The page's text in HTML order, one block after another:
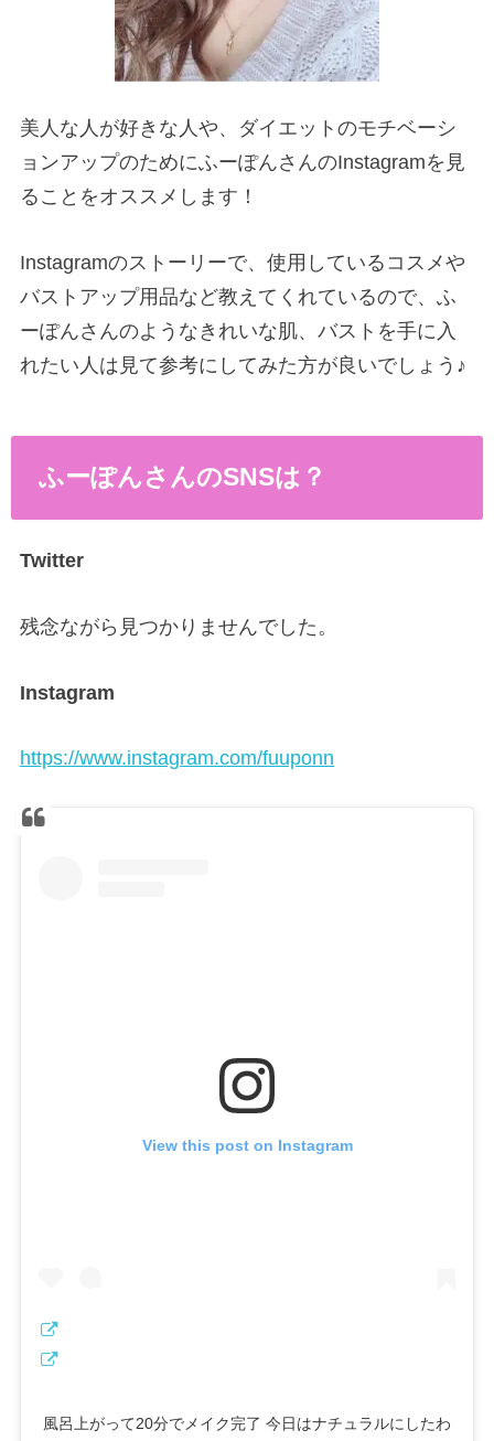
美人な人が好きな人や、ダイエットのモチベーシ
ョンアップのためにふーぽんさんのInstagramを見
ることをオススメします！
Instagramのストーリーで、使用しているコスメや
バストアップ用品など教えてくれているので、ふ
ーぽんさんのようなきれいな肌、バストを手に入
れたい人は見て参考にしてみた方が良いでしょう♪
ふーぽんさんのSNSは？
Twitter
残念ながら見つかりませんでした。
Instagram
https://www.instagram.com/fuuponn
View this post on Instagram
風呂上がって20分でメイク完了 今日はナチュラルにしたわ